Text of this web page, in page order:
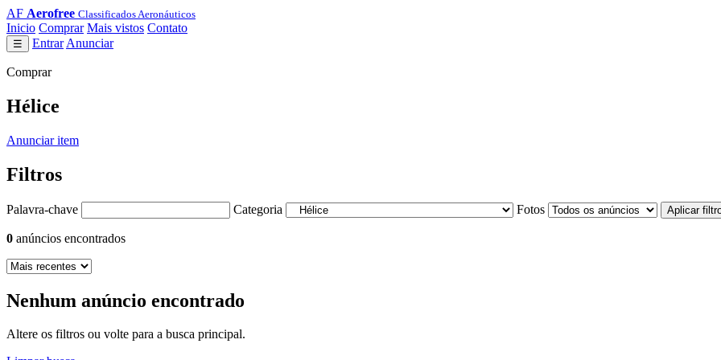
AF Aerofree Classificados Aeronáuticos
Inicio Comprar Mais vistos Contato
☰ Entrar Anunciar
Comprar
Hélice
Anunciar item
Filtros
Palavra-chave Categoria Fotos Aplicar
0 anúncios encontrados
Nenhum anúncio encontrado
Altere os filtros ou volte para a busca principal.